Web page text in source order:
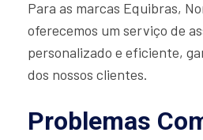
Para as marcas Equibras,
oferecemos um serviço de
personalizado e eficiente,
dos nossos clientes.
Problemas